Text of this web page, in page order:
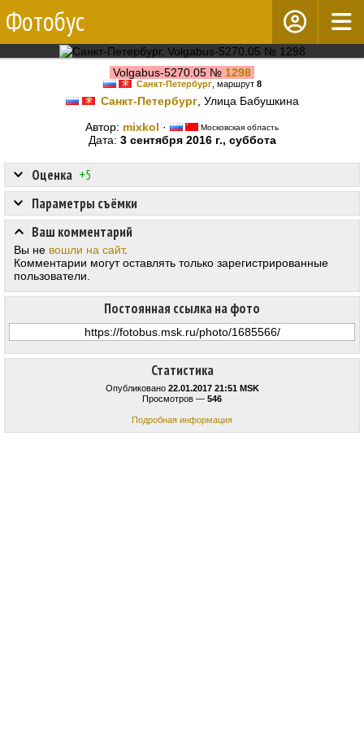
Фотобус
Volgabus-5270.05 № 1298
Санкт-Петербург, маршрут 8
Санкт-Петербург, Улица Бабушкина
Автор: mixkol · Московская область
Дата: 3 сентября 2016 г., суббота
Статистика
Опубликовано 22.01.2017 21:51 MSK
Просмотров — 546
Подробная информация
Оценка +5
Постоянная ссылка на фото
Параметры съёмки
Ваш комментарий
Вы не вошли на сайт.
Комментарии могут оставлять только зарегистрированные
пользователи.